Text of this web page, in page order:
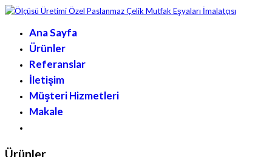
Ana Sayfa
Ürünler
Referanslar
İletişim
Müşteri Hizmetleri
Makale
Ürünler